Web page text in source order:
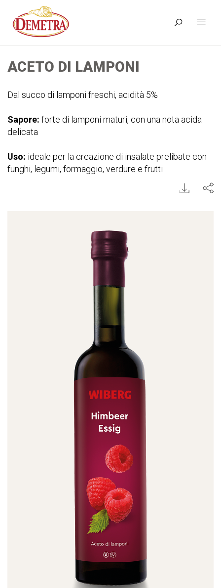
ACETO DI LAMPONI
Dal succo di lamponi freschi, acidità 5%
Sapore: forte di lamponi maturi, con una nota acida
delicata
Uso: ideale per la creazione di insalate prelibate con
funghi, legumi, formaggio, verdure e frutti